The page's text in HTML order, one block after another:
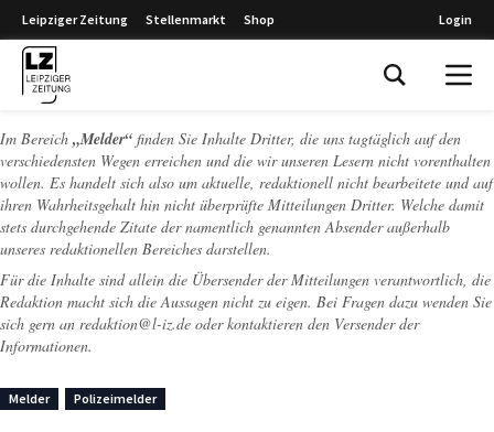
Leipziger Zeitung Stellenmarkt Shop Login
Im Bereich „Melder“ finden Sie Inhalte Dritter, die uns tagtäglich auf den
verschiedensten Wegen erreichen und die wir unseren Lesern nicht vorenthalten
wollen. Es handelt sich also um aktuelle, redaktionell nicht bearbeitete und auf
ihren Wahrheitsgehalt hin nicht überprüfte Mitteilungen Dritter. Welche damit
stets durchgehende Zitate der namentlich genannten Absender außerhalb
unseres redaktionellen Bereiches darstellen.
Für die Inhalte sind allein die Übersender der Mitteilungen verantwortlich, die
Redaktion macht sich die Aussagen nicht zu eigen. Bei Fragen dazu wenden Sie
sich gern an redaktion@l-iz.de oder kontaktieren den Versender der
Informationen.
Melder Polizeimelder